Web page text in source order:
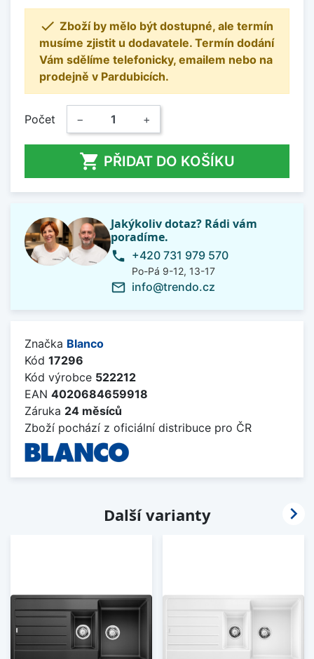
 Zboží by mělo být dostupné, ale termín
musíme zjistit u dodavatele. Termín dodání
Vám sdělíme telefonicky, emailem nebo na
prodejně v Pardubicích.
Počet − +
 PŘIDAT DO KOŠÍKU
Jakýkoliv dotaz? Rádi vám
poradíme.
phone +420 731 979 570
Po-Pá 9-12, 13-17
mail_outline info@trendo.cz
Značka Blanco
Kód 17296
Kód výrobce 522212
EAN 4020684659918
Záruka 24 měsíců
Zboží pochází z oficiální distribuce pro ČR
Další varianty 